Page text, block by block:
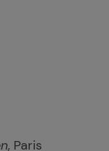
, Paris